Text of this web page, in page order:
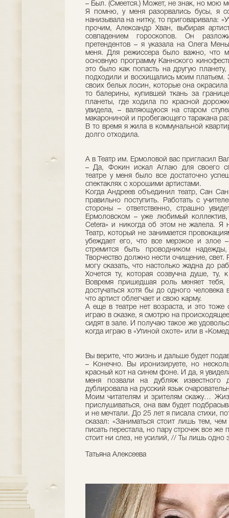
– Был. (Смеется.) Может, не знак, но мою
Я помню, у меня разорвались бусы, я
нанизывала на нитку, то приговаривала:
прочим, Александр Хван, выбирая
совпадением гороскопов. Он
претендентов – я указала на Олега
меня. Для режиссера было важно, что
основную программу Каннского
это было как попасть на другую
подходили и восхищались моим платьем.
своих белых лосин, которые она
то балерины, купившей ткань за
планеты, где ходила по красной
увидела, – валяющуюся на старом
макарониной и пробегающего таракана
В то время я жила в коммунальной
долго отходила.
А в Театр им. Ермоловой вас пригласил
– Да, Фокин искал Аглаю для своего
театре у меня было все достаточно
спектаклях с хорошими артистами.
Когда Андреев объединил театр, Сан
правильно поступить. Работать с
стороны – ответственно, страшно
Ермоловском – уже любимый
Cetera» и никогда об этом не жалела. Я
Театр, который не занимается
убеждает его, что все мерзкое и
стремится быть проводником
Творчество должно нести очищение,
могу сказать, что настолько жадна до
Хочется ту, которая созвучна душе,
Вовремя пришедшая роль меняет
достучаться хотя бы до одного
что артист облегчает и свою карму.
А еще в театре нет возраста, и это
играю в сказке, я смотрю на
сидят в зале. И получаю такое же
когда играю в «Утиной охоте» или в
Вы верите, что жизнь и дальше будет
– Конечно. Вы иронизируете, но
красный кот на синем фоне. И да, я
меня позвали на дубляж известного
дублировала на русский язык
Моим читателям и зрителям скажу…
прислушиваться, она вам будет
и не мечтали. До 25 лет я писала стихи,
сказал: «Заниматься стоит лишь тем,
писать перестала, но пару строчек все
стоит ни слез, не усилий, // Ты лишь одно
Татьяна Алексеева